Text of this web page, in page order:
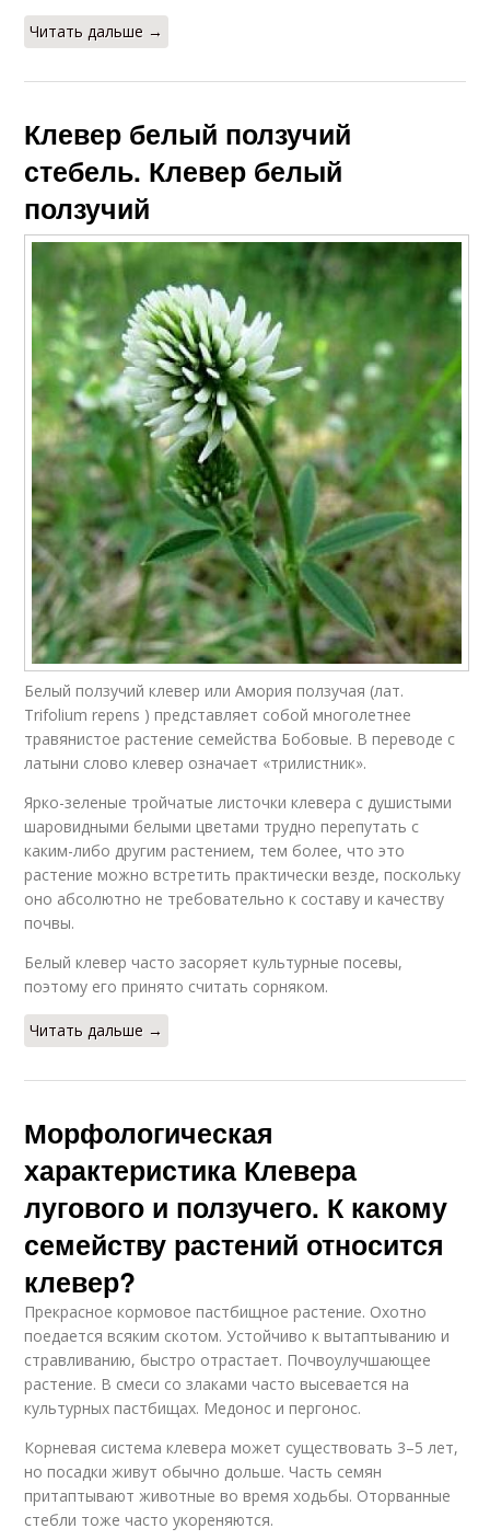
Читать дальше →
Клевер белый ползучий
стебель. Клевер белый
ползучий
Белый ползучий клевер или Амория ползучая (лат.
Trifolium repens ) представляет собой многолетнее
травянистое растение семейства Бобовые. В переводе с
латыни слово клевер означает «трилистник».
Ярко-зеленые тройчатые листочки клевера с душистыми
шаровидными белыми цветами трудно перепутать с
каким-либо другим растением, тем более, что это
растение можно встретить практически везде, поскольку
оно абсолютно не требовательно к составу и качеству
почвы.
Белый клевер часто засоряет культурные посевы,
поэтому его принято считать сорняком.
Читать дальше →
Морфологическая
характеристика Клевера
лугового и ползучего. К какому
семейству растений относится
клевер?
Прекрасное кормовое пастбищное растение. Охотно
поедается всяким скотом. Устойчиво к вытаптыванию и
стравливанию, быстро отрастает. Почвоулучшающее
растение. В смеси со злаками часто высевается на
культурных пастбищах. Медонос и пергонос.
Корневая система клевера может существовать 3–5 лет,
но посадки живут обычно дольше. Часть семян
притаптывают животные во время ходьбы. Оторванные
стебли тоже часто укореняются.